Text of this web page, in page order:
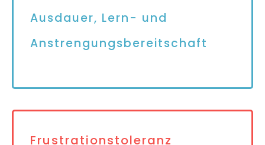
Ausdauer, Lern- und
Anstrengungsbereitschaft
Frustrationstoleranz